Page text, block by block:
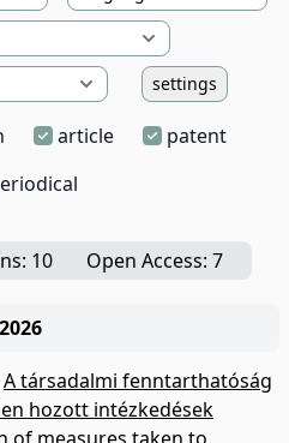
settings
article
patent
10 Open Access: 7
2026
A társadalmi fenntarthatóság
hozott intézkedések